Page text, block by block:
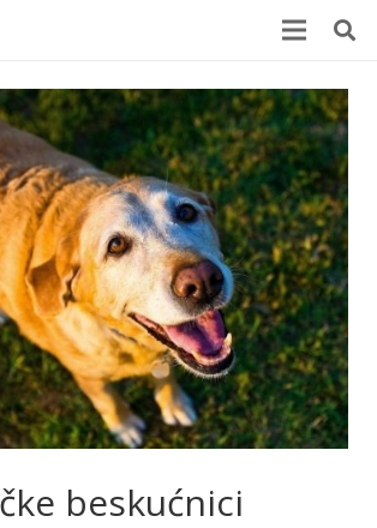
beskućnici